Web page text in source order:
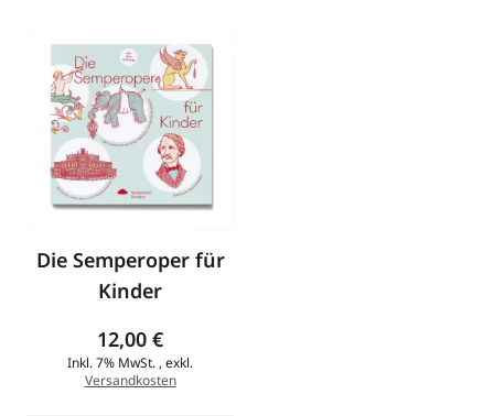
Die Semperoper für
Kinder
12,00 €
Inkl. 7% MwSt., exkl.
Versandkosten